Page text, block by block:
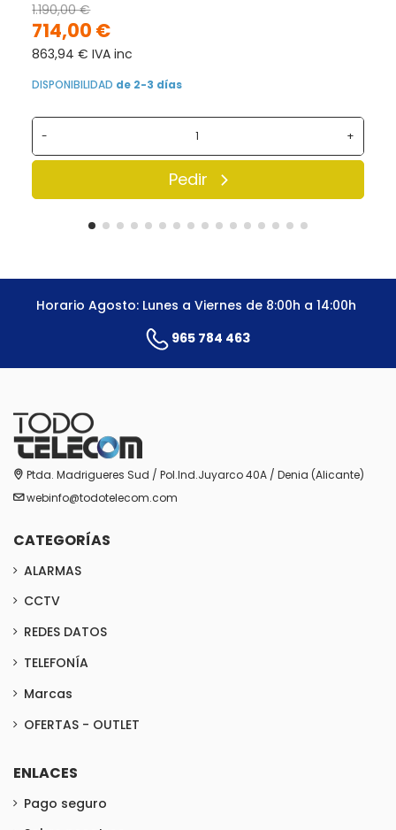
714,00 €
1.190,00 €
863,94 € IVA inc
DISPONIBILIDAD de 2-3 días
- +
Pedir
Horario Agosto: Lunes a Viernes de 8:00h a 14:00h
965 784 463
Ptda. Madrigueres Sud / Pol.Ind.Juyarco 40A / Denia (Alicante)
webinfo@todotelecom.com
CATEGORÍAS
ALARMAS
CCTV
REDES DATOS
TELEFONÍA
Marcas
OFERTAS - OUTLET
ENLACES
Pago seguro